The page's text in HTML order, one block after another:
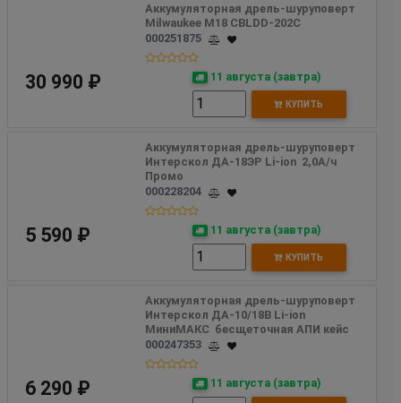
Аккумуляторная дрель-шуруповерт
Milwaukee M18 CBLDD-202C
000251875
30 990 ₽ 11 августа (завтра)
КУПИТЬ
Аккумуляторная дрель-шуруповерт
Интерскол ДА-18ЭР Li-ion  2,0А/ч
Промо
000228204
5 590 ₽ 11 августа (завтра)
КУПИТЬ
Аккумуляторная дрель-шуруповерт
Интерскол ДА-10/18В Li-ion
МиниМАКС  бесщеточная АПИ кейс
000247353
6 290 ₽ 11 августа (завтра)